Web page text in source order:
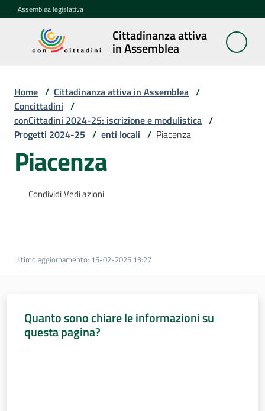
Vai al contenuto
Vai alla navigazione
Vai al footer
Assemblea legislativa
Cittadinanza attiva
in Assemblea
Cittadinanza
attiva in
Concittadini
Menu selezionato
Porte
aperte
Assemblea
Home / Cittadinanza attiva in Assemblea /
Concittadini /
conCittadini 2024-25: iscrizione e modulistica /
Progetti 2024-25 / enti locali / Piacenza
Piacenza
CondividiVedi azioni
Ultimo aggiornamento: 15-02-2025 13:27
Quanto sono chiare le informazioni su
questa pagina?